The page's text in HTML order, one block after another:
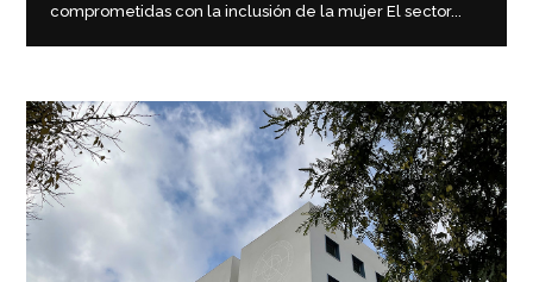
comprometidas con la inclusión de la mujer El sector...